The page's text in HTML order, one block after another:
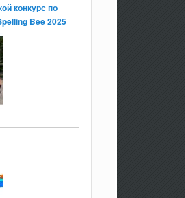
конкурс по
Bee 2025